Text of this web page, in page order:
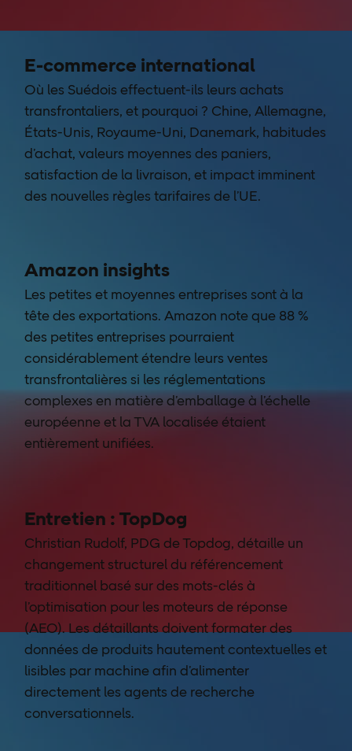
E-commerce international
Où les Suédois effectuent-ils leurs achats
transfrontaliers, et pourquoi ? Chine, Allemagne,
États-Unis, Royaume-Uni, Danemark, habitudes
d’achat, valeurs moyennes des paniers,
satisfaction de la livraison, et impact imminent
des nouvelles règles tarifaires de l’UE.
Amazon insights
Les petites et moyennes entreprises sont à la
tête des exportations. Amazon note que 88 %
des petites entreprises pourraient
considérablement étendre leurs ventes
transfrontalières si les réglementations
complexes en matière d’emballage à l’échelle
européenne et la TVA localisée étaient
entièrement unifiées.
Entretien : TopDog
Christian Rudolf, PDG de Topdog, détaille un
changement structurel du référencement
traditionnel basé sur des mots-clés à
l’optimisation pour les moteurs de réponse
(AEO). Les détaillants doivent formater des
données de produits hautement contextuelles et
lisibles par machine afin d’alimenter
directement les agents de recherche
conversationnels.